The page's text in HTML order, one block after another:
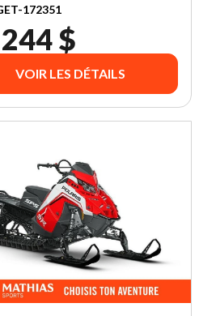
172351
$
VOIR LES DÉTAILS